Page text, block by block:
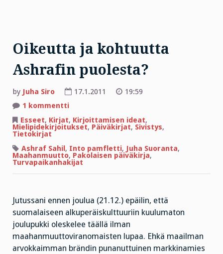
Oikeutta ja kohtuutta
Ashrafin puolesta?
by Juha Siro 17.1.2011
19:59
1 kommenttiartikkeliin
ja
kohtuutta
Ashrafin
Esseet, Kirjat, Kirjoittamisen ideat,
Mielipidekirjoitukset, Päiväkirjat, Sivistys,
Tietokirjat
Ashraf Sahil, Into pamfletti, Juha Suoranta,
Maahanmuutto, Pakolaisen päiväkirja,
Turvapaikanhakijat
Jutussani ennen joulua (21.12.) epäilin, että
suomalaiseen alkuperäiskulttuuriin kuulumaton
joulupukki oleskelee täällä ilman
maahanmuuttoviranomaisten lupaa. Ehkä maailman
arvokkaimman brändin punanuttuinen markkinamies